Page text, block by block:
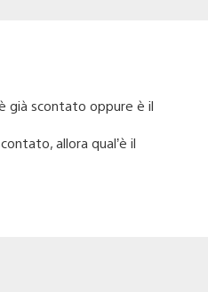
già scontato oppure è il
allora qual’è il